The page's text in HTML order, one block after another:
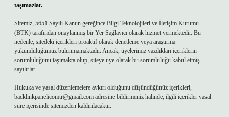
taşımazlar.
Sitemiz, 5651 Sayılı Kanun gereğince Bilgi Teknolojileri ve İletişim Kurumu
(BTK) tarafından onaylanmış bir Yer Sağlayıcı olarak hizmet vermektedir. Bu
nedenle, sitedeki içerikleri proaktif olarak denetleme veya araştırma
yükümlülüğümüz bulunmamaktadır. Ancak, üyelerimiz yazdıkları içeriklerin
sorumluluğunu taşımakta olup, siteye üye olarak bu sorumluluğu kabul etmiş
sayılırlar.
Hukuka ve yasal düzenlemelere aykırı olduğunu düşündüğünüz içerikleri,
backlinkpanelicomtr@gmail.com adresine bildirmeniz halinde, ilgili içerikler yasal
süre içerisinde sitemizden kaldırılacaktır.